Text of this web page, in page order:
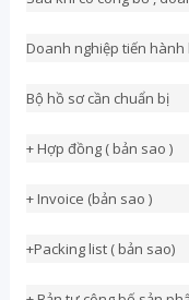
Doanh nghiệp tiến
Bộ hồ sơ cần chuẩn bị
+ Hợp đồng ( bản sao )
+ Invoice (bản sao )
+Packing list ( bản sao)